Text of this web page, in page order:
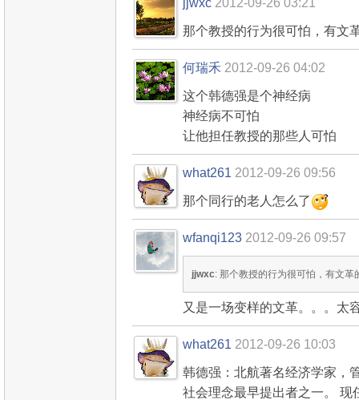
那个教授的行为很可怕，有文
何瑞禾 2012-09-26 04:02
这个韩德强是个神经病
神经病不可怕
让他担任教授的那些人可怕
what261 2012-09-26 09:56
那个同行的老人怎么了
wfanqi123 2012-09-26 09:57
jjwxc: 那个教授的行为很可怕，有文革
又是一场变样的文革。。。太
what261 2012-09-26 10:03
韩德强：北航著名经济学家，
社会理念最早提出者之一。